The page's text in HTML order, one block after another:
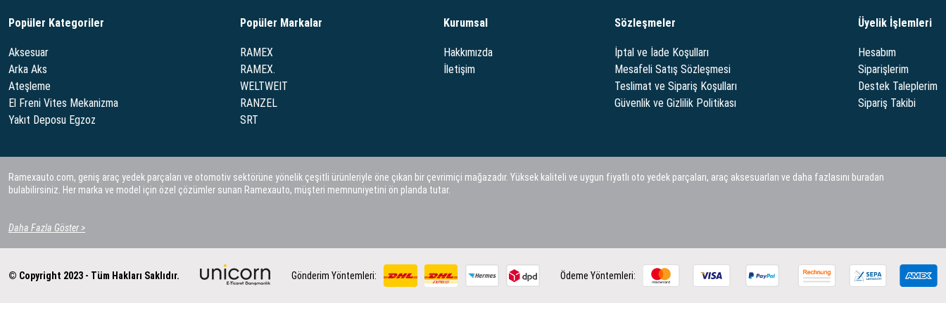
Popüler Kategoriler
Aksesuar
Arka Aks
Ateşleme
El Freni Vites Mekanizma
Yakıt Deposu Egzoz
Popüler Markalar
RAMEX
RAMEX.
WELTWEIT
RANZEL
SRT
Kurumsal
Hakkımızda
İletişim
Sözleşmeler
İptal ve İade Koşulları
Mesafeli Satış Sözleşmesi
Teslimat ve Sipariş Koşulları
Güvenlik ve Gizlilik Politikası
Üyelik İşlemleri
Hesabım
Siparişlerim
Destek Taleplerim
Sipariş Takibi
Ramexauto.com, geniş araç yedek parçaları ve otomotiv sektörüne yönelik çeşitli ürünleriyle öne çıkan bir çevrimiçi mağazadır. Yüksek kaliteli ve uygun fiyatlı oto yedek parçaları, araç aksesuarları ve daha fazlasını buradan
bulabilirsiniz. Her marka ve model için özel çözümler sunan Ramexauto, müşteri memnuniyetini ön planda tutar.
Daha Fazla Göster >
© Copyright 2023 - Tüm Hakları Saklıdır. Gönderim Yöntemleri: Ödeme Yöntemleri: